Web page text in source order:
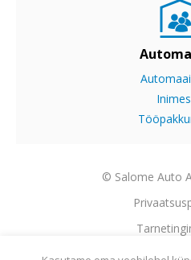
© Salome Auto